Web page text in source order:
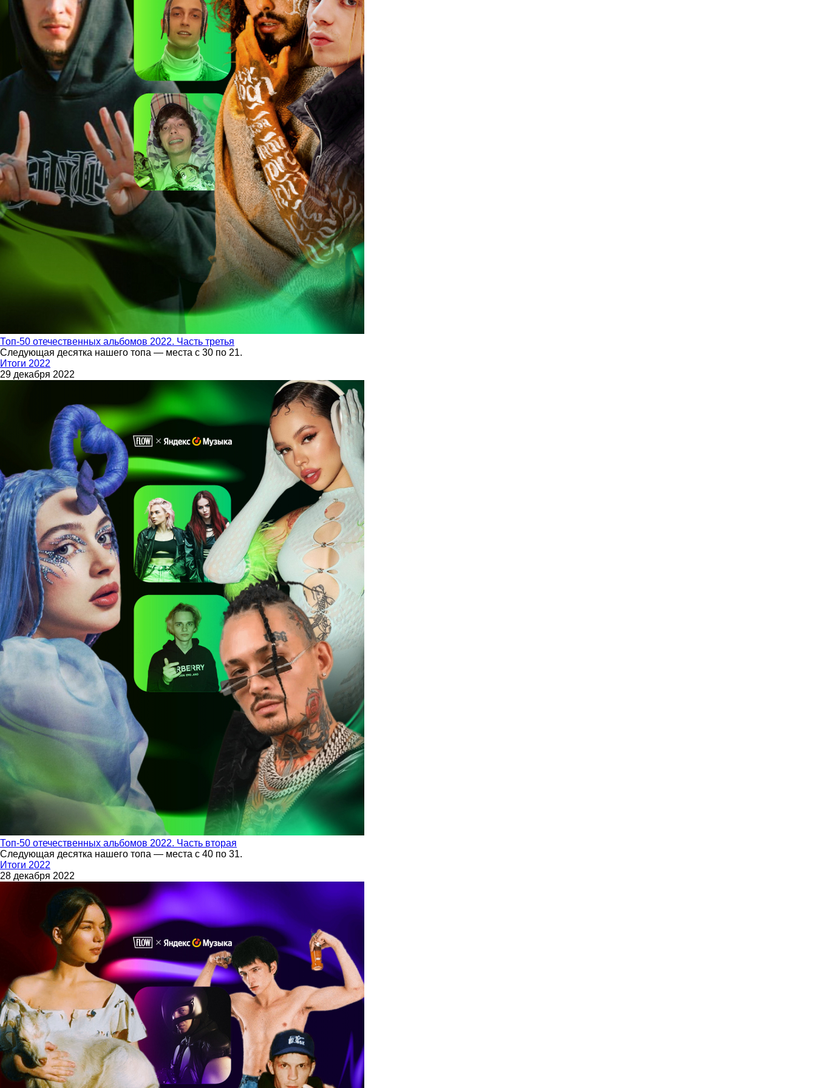
Топ-50 отечественных альбомов 2022. Часть третья
Следующая десятка нашего топа — места с 30 по 21.
Итоги 2022
29 декабря 2022
Топ-50 отечественных альбомов 2022. Часть вторая
Следующая десятка нашего топа — места с 40 по 31.
Итоги 2022
28 декабря 2022